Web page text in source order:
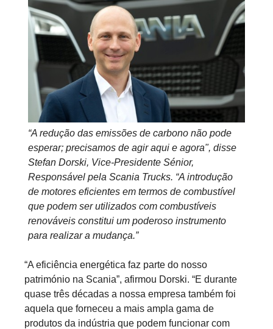
“A redução das emissões de carbono não pode
esperar; precisamos de agir aqui e agora", disse
Stefan Dorski, Vice-Presidente Sénior,
Responsável pela Scania Trucks. “A introdução
de motores eficientes em termos de combustível
que podem ser utilizados com combustíveis
renováveis constitui um poderoso instrumento
para realizar a mudança.”
“A eficiência energética faz parte do nosso
património na Scania”, afirmou Dorski. “E durante
quase três décadas a nossa empresa também foi
aquela que forneceu a mais ampla gama de
produtos da indústria que podem funcionar com